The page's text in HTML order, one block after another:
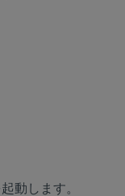
動します。